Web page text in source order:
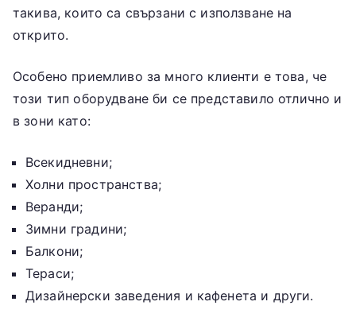
такива, които са свързани с използване на
открито.
Особено приемливо за много клиенти е това, че
този тип оборудване би се представило отлично и
в зони като:
Всекидневни;
Холни пространства;
Веранди;
Зимни градини;
Балкони;
Тераси;
Дизайнерски заведения и кафенета и други.